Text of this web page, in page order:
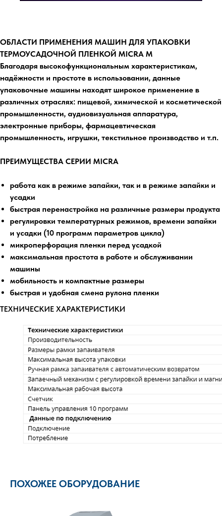
ОБЛАСТИ ПРИМЕНЕНИЯ МАШИН ДЛЯ УПАКОВКИ
ТЕРМОУСАДОЧНОЙ ПЛЕНКОЙ MICRA M
Благодаря высокофункциональным характеристикам,
надёжности и простоте в использовании, данные
упаковочные машины находят широкое применение в
различных отраслях: пищевой, химической и косметической
промышленности, аудиовизуальная аппаратура,
электронные приборы, фармацевтическая
промышленность, игрушки, текстильное производство и т.п.
ПРЕИМУЩЕСТВА СЕРИИ MICRA
работа как в режиме запайки, так и в режиме запайки и
усадки
быстрая перенастройка на различные размеры продукта
регулировки температурных режимов, времени запайки
и усадки (10 программ параметров цикла)
микроперфорация пленки перед усадкой
максимальная простота в работе и обслуживании
машины
мобильность и компактные размеры
быстрая и удобная смена рулона пленки
ТЕХНИЧЕСКИЕ ХАРАКТЕРИСТИКИ
ПОХОЖЕЕ ОБОРУДОВАНИЕ